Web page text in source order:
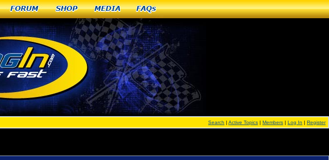
Forum Shop Media FAQs
Search | Active Topics | Members | Log In | Register